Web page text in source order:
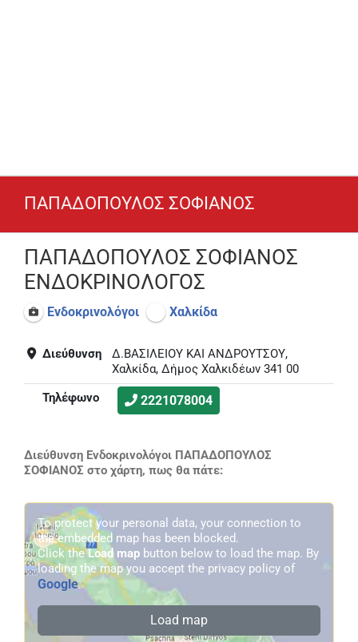
ΠΑΠΑΔΟΠΟΥΛΟΣ ΣΟΦΙΑΝΟΣ
ΠΑΠΑΔΟΠΟΥΛΟΣ ΣΟΦΙΑΝΟΣ
ΕΝΔΟΚΡΙΝΟΛΟΓΟΣ
Ενδοκρινολόγοι Χαλκίδα
Διεύθυνση
Δ.ΒΑΣΙΛΕΙΟΥ ΚΑΙ ΑΝΔΡΟΥΤΣΟΥ,
Χαλκίδα, Δήμος Χαλκιδέων 341 00
Τηλέφωνο
2221078004
Διεύθυνση Ενδοκρινολόγοι ΠΑΠΑΔΟΠΟΥΛΟΣ
ΣΟΦΙΑΝΟΣ στο χάρτη, πως θα πάτε:
To protect your personal data, your connection to
the embedded map has been blocked.
Click theLoad map button below to load the map. By
loading the map you accept the privacy policy of
Google.
Load map